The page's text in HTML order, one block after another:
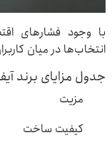
با وجود فشارهای
انتخاب‌ها در میان
جدول مزایای برند
مزیت‌
کیفیت ساخت